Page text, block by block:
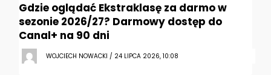
Gdzie oglądać Ekstraklasę za darmo w
sezonie 2026/27? Darmowy dostęp do
Canal+ na 90 dni
WOJCIECH NOWACKI / 24 LIPCA 2026, 10:08